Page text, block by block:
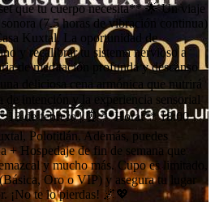
que tu cuerpo necesita** 🌟 Un viaje
sonora (7.5 horas de vibración continua)
Kuxtal. La oportunidad de
y recalibrar tu sistema nervioso a
de meditación profunda y descanso
una deliciosa cena armónica que nutrirá
de intención y la experiencia sensorial
13 de febrero | ⏰ **Hora:** 18:00
Polotitlán. Además, puedes
+ Hospedaje de fin de semana que
y mucho más. Cupo es limitado,
Oro o VIP) y asegura tu lugar
¡No te lo pierdas! 🌌💖